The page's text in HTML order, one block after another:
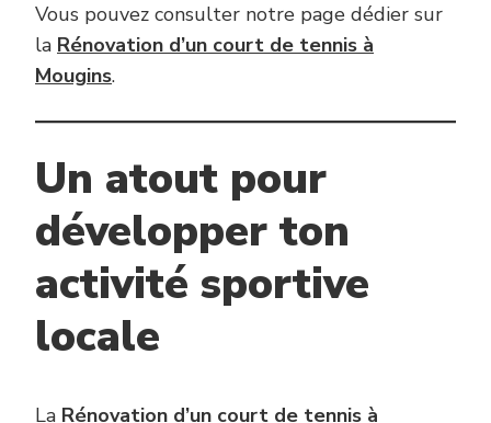
Vous pouvez consulter notre page dédier sur
la Rénovation d’un court de tennis à
Mougins.
Un atout pour
développer ton
activité sportive
locale
La Rénovation d’un court de tennis à